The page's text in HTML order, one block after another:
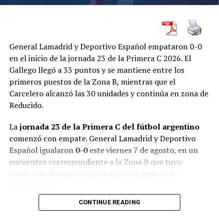
Knutson estuvo más firme en el momento decisivo. Se
quedó con el tie-break por 7-4 y, a partir de allí, el
desarrollo cambió considerablemente.
En el segundo set, la checa logró imponer una diferencia
mucho más clara y cerró el encuentro con un
El triunfo ratifica el extraordinario torneo de Knutson,
quien todavía no perdió un solo set en el cuadro
principal.
Primera ronda: venció a Sofia Costoulas por
General Lamadrid y Deportivo Español empataron 0-0
en el inicio de la jornada 23 de la Primera C 2026. El
Gallego llegó a 33 puntos y se mantiene entre los
primeros puestos de la Zona B, mientras que el
Carcelero alcanzó las 30 unidades y continúa en zona de
Reducido.
Lajornada 23 de la Primera C del fútbol argentino
comenzó con empate. General Lamadrid y Deportivo
Español igualaron 0-0este viernes 7 de agosto, en un
encuentro correspondiente a la Zona B que tuvo
Ninguno de los dos equipos consiguió romper la paridad
CONTINUE READING